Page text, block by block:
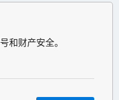
和财产安全。